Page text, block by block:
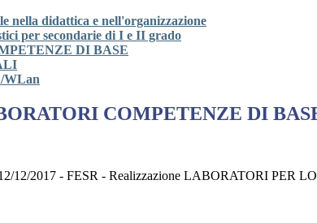
nella didattica e nell'organizzazione
per secondarie di I e II grado
DI BASE
WLan
COMPETENZE DI
12/2017 - FESR - Realizzazione LABORATORI